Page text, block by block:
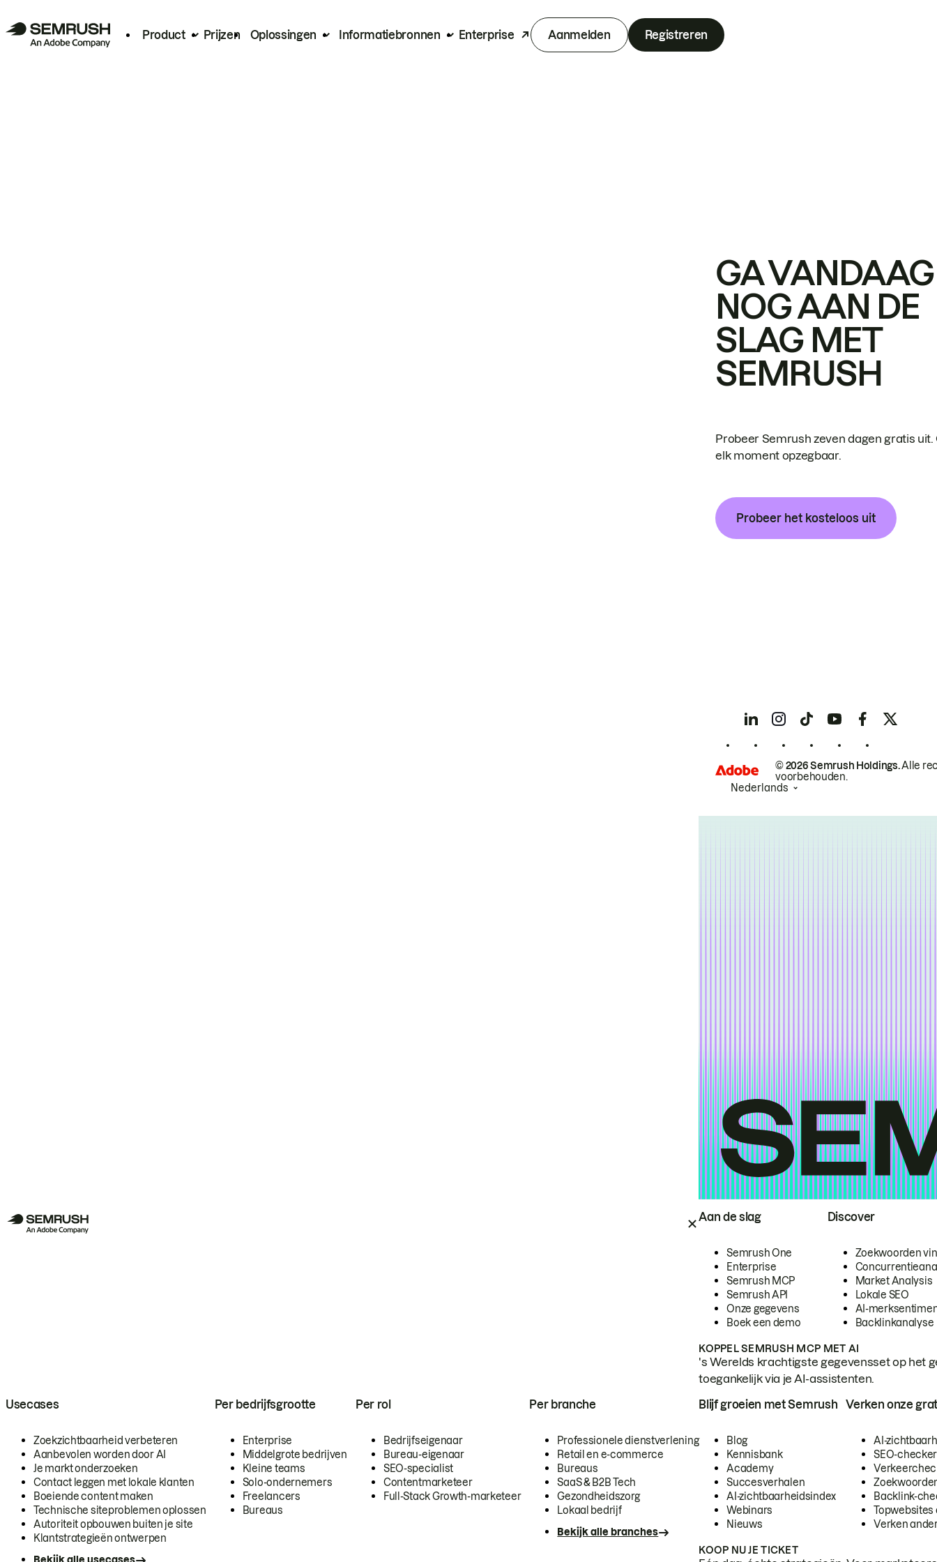
Product Prijzen Oplossingen Informatiebronnen Enterprise Aanmelden Registreren
Aan de slag
Semrush One
Enterprise
Semrush MCP
Semrush API
Onze gegevens
Boek een demo
Discover
Zoekwoorden
Market Analysis
Lokale SEO
AI-
Backlinkanalyse
KOPPEL SEMRUSH MCP MET AI
's Werelds krachtigste gegevensset op het
toegankelijk via je AI-assistenten.
Usecases
Zoekzichtbaarheid verbeteren
Aanbevolen worden door AI
Je markt onderzoeken
Contact leggen met lokale klanten
Boeiende content maken
Technische siteproblemen oplossen
Autoriteit opbouwen buiten je site
Klantstrategieën ontwerpen
Per bedrijfsgrootte
Enterprise
Middelgrote bedrijven
Kleine teams
Solo-ondernemers
Freelancers
Bureaus
Per rol
Bedrijfseigenaar
Bureau-eigenaar
SEO-specialist
Contentmarketeer
Full-Stack Growth-marketeer
Per branche
Professionele dienstverlening
Retail en e-commerce
Bureaus
SaaS & B2B Tech
Gezondheidszorg
Lokaal bedrijf
Bekijk alle branches
Blijf groeien met Semrush
Blog
Kennisbank
Academy
Succesverhalen
AI-zichtbaarheidsindex
Webinars
Nieuws
Verken onze
AI-
SEO-checker
Backlink-
Topwebsites
Verken
KOOP NU JE TICKET
GA VANDAAG
NOG AAN DE
SLAG MET
SEMRUSH
Probeer Semrush zeven dagen gratis uit.
elk moment opzegbaar.
Probeer het kosteloos uit
© 2026 Semrush Holdings.Alle
voorbehouden.
Nederlands